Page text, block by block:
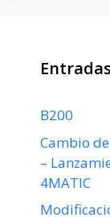
B200
Cambio
–
4MATIC